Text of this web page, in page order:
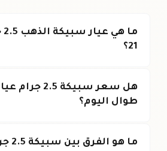
21؟
طوال اليوم؟